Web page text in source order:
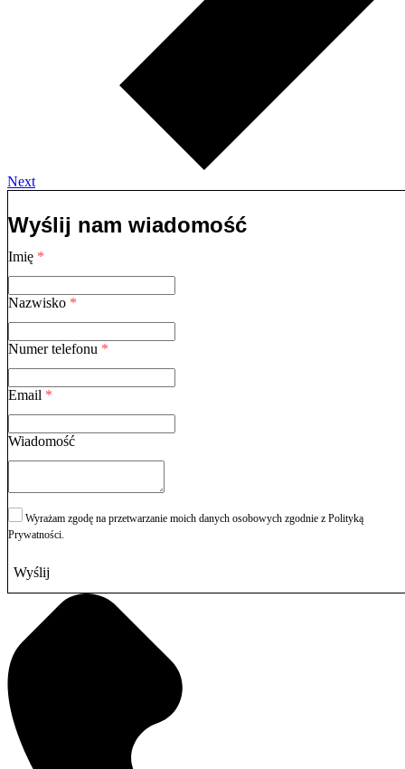
Next
Wyślij nam wiadomość
Imię *
Nazwisko *
Numer telefonu *
Email *
Wiadomość
Wyrażam zgodę na przetwarzanie moich danych osobowych zgodnie z Polityką
Prywatności.
Wyślij